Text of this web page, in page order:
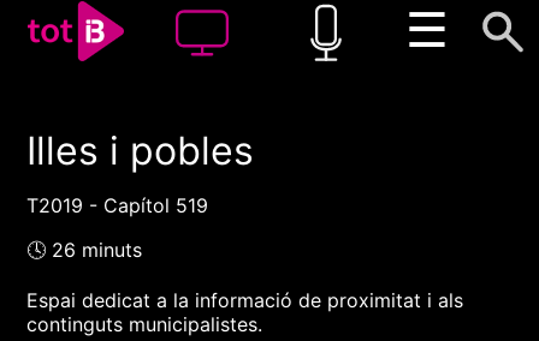
☰
00:00 00:00
1x
Illes i pobles
T2019 - Capítol 519
🕓 26 minuts
Espai dedicat a la informació de proximitat i als
continguts municipalistes.